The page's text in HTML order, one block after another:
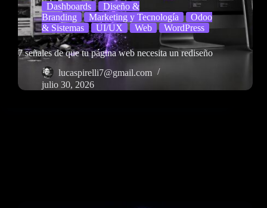
Dashboards
Diseño &
Branding
Marketing y Tecnología
Odoo
& Sistemas
UI/UX Web WordPress
7 señales de que tu página web necesita un rediseño
lucaspirelli7@gmail.com
julio 30, 2026